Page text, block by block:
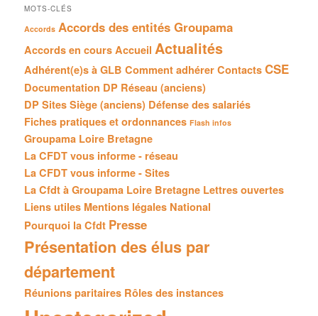
MOTS-CLÉS
Accords Accords des entités Groupama
Accords en cours Accueil Actualités
Adhérent(e)s à GLB Comment adhérer Contacts CSE
Documentation DP Réseau (anciens)
DP Sites Siège (anciens) Défense des salariés
Fiches pratiques et ordonnances Flash infos
Groupama Loire Bretagne
La CFDT vous informe - réseau
La CFDT vous informe - Sites
La Cfdt à Groupama Loire Bretagne Lettres ouvertes
Liens utiles Mentions légales National
Pourquoi la Cfdt Presse
Présentation des élus par
département
Réunions paritaires Rôles des instances